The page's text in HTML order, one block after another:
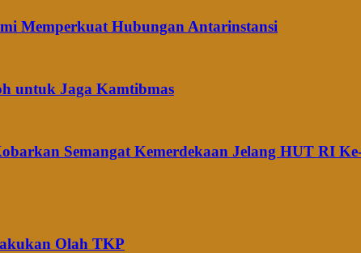
Memperkuat Hubungan Antarinstansi
untuk Jaga Kamtibmas
Semangat Kemerdekaan Jelang HUT RI
Olah TKP